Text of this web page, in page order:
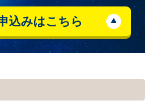
込みはこちら